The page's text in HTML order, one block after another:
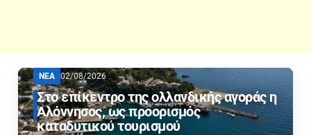
ΝΕΑ 02/08/2026
Στο επίκεντρο της ολλανδικής αγοράς η
Αλόννησος, ως προορισμός
καταδυτικού τουρισμού